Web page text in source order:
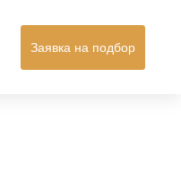
Заявка на подбор